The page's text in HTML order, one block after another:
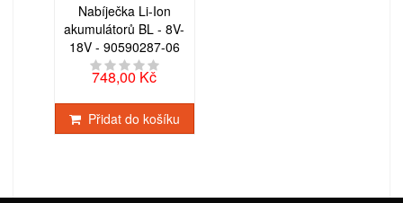
Nabíječka Li-Ion
akumulátorů BL - 8V-
18V - 90590287-06
748,00 Kč
Přidat do košíku